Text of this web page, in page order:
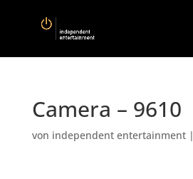
Camera – 9610
von independent entertainment|